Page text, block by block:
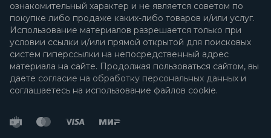
ознакомительный характер и не является советом по
покупке либо продаже каких-либо товаров и/или услуг.
Использование материалов разрешается только при
условии ссылки и/или прямой открытой для поисковых
систем гиперссылки на непосредственный адрес
материала на сайте. Продолжая пользоваться сайтом, вы
даете согласие на обработку персональных данных и
соглашаетесь на использование файлов cookie.